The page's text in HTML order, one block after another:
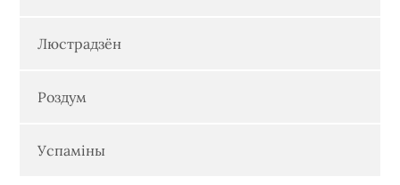
Люстрадзён
Роздум
Успаміны